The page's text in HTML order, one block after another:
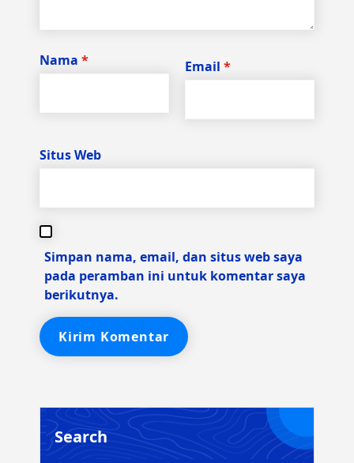
Nama * Email *
Situs Web
Simpan nama, email, dan situs web saya
pada peramban ini untuk komentar saya
berikutnya.
Search